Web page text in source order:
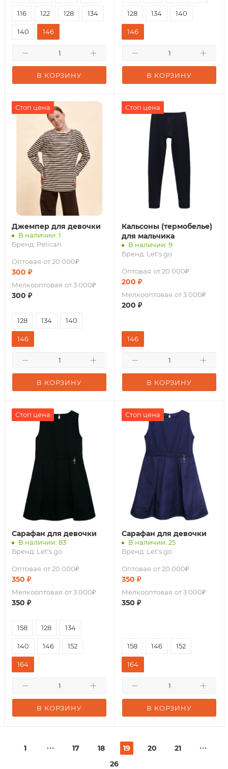
В КОРЗИНУ
116 122 128 134
140 146
В КОРЗИНУ
128 134 140
146
Стоп цена
Джемпер для девочки
В наличии: 1
Бренд: Pelican
Оптовая от 20 000₽
300 ₽
Мелкооптовая от 3 000₽
300 ₽
В КОРЗИНУ
128 134 140
146
Стоп цена
Кальсоны (термобелье)
для мальчика
В наличии: 9
Бренд: Let's go
Оптовая от 20 000₽
200 ₽
Мелкооптовая от 3 000₽
200 ₽
В КОРЗИНУ
146
Стоп цена
Сарафан для девочки
В наличии: 83
Бренд: Let's go
Оптовая от 20 000₽
350 ₽
Мелкооптовая от 3 000₽
350 ₽
В КОРЗИНУ
158 128 134
140 146 152
164
Стоп цена
Сарафан для девочки
В наличии: 25
Бренд: Let's go
Оптовая от 20 000₽
350 ₽
Мелкооптовая от 3 000₽
350 ₽
В КОРЗИНУ
158 146 152
164
1 17 18 19 20
21
26